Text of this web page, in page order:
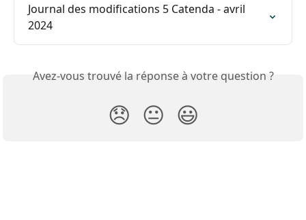
Journal des modifications 5 Catenda - avril
2024
Avez-vous trouvé la réponse à votre question ?
😞 😐 😃